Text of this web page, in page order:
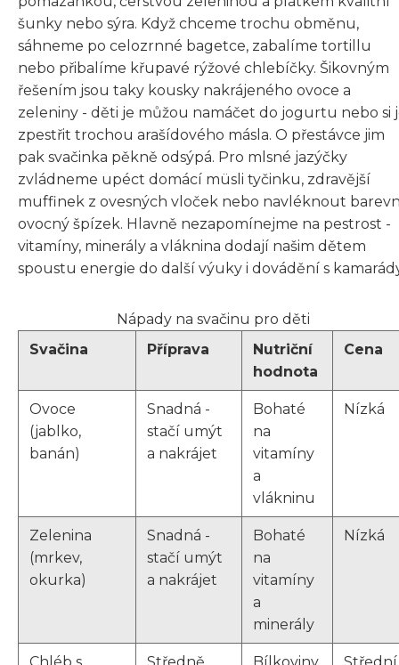
šunky nebo sýra. Když chceme trochu obměnu,
sáhneme po celozrnné bagetce, zabalíme tortillu
nebo přibalíme křupavé rýžové chlebíčky. Šikovným
řešením jsou taky kousky nakrájeného ovoce a
zeleniny - děti je můžou namáčet do jogurtu nebo si
zpestřit trochou arašídového másla. O přestávce jim
pak svačinka pěkně odsýpá. Pro mlsné jazýčky
zvládneme upéct domácí müsli tyčinku, zdravější
muffinek z ovesných vloček nebo navléknout
ovocný špízek. Hlavně nezapomínejme na pestrost -
vitamíny, minerály a vláknina dodají našim dětem
spoustu energie do další výuky i dovádění s
Nápady na svačinu pro děti
Svačina
Příprava
Nutriční
hodnota
Cena
Ovoce
(jablko,
banán)
Snadná -
stačí umýt
a nakrájet
Bohaté
na
vitamíny
a
vlákninu
Nízká
Zelenina
(mrkev,
okurka)
Snadná -
stačí umýt
a nakrájet
Bohaté
na
vitamíny
a
minerály
Nízká